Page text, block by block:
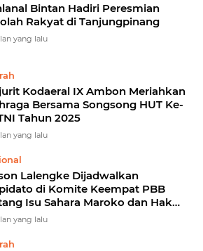
Bintan Hadiri Peresmian
Rakyat di Tanjungpinang
yang lalu
Kodaeral IX Ambon Meriahkan
Bersama Songsong HUT Ke-
Tahun 2025
yang lalu
Lalengke Dijadwalkan
di Komite Keempat PBB
Isu Sahara Maroko dan Hak
Manusia
yang lalu